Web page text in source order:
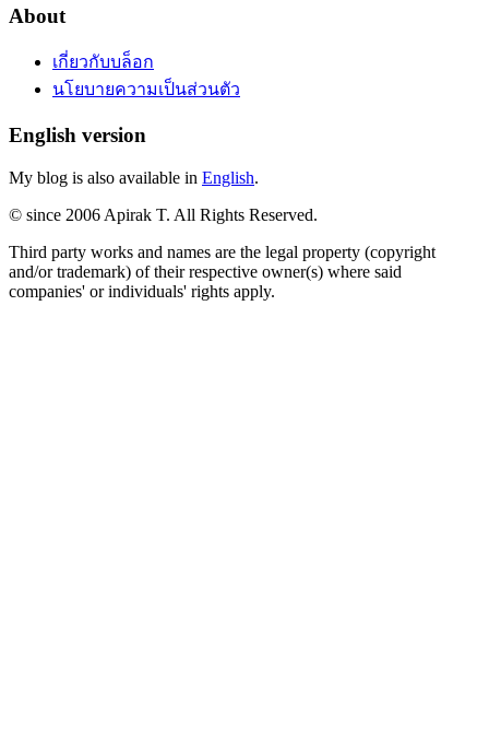
About
เกี่ยวกับบล็อก
นโยบายความเป็นส่วนตัว
English version
My blog is also available in English.
© since 2006 Apirak T. All Rights Reserved.
Third party works and names are the legal property (copyright
and/or trademark) of their respective owner(s) where said
companies' or individuals' rights apply.